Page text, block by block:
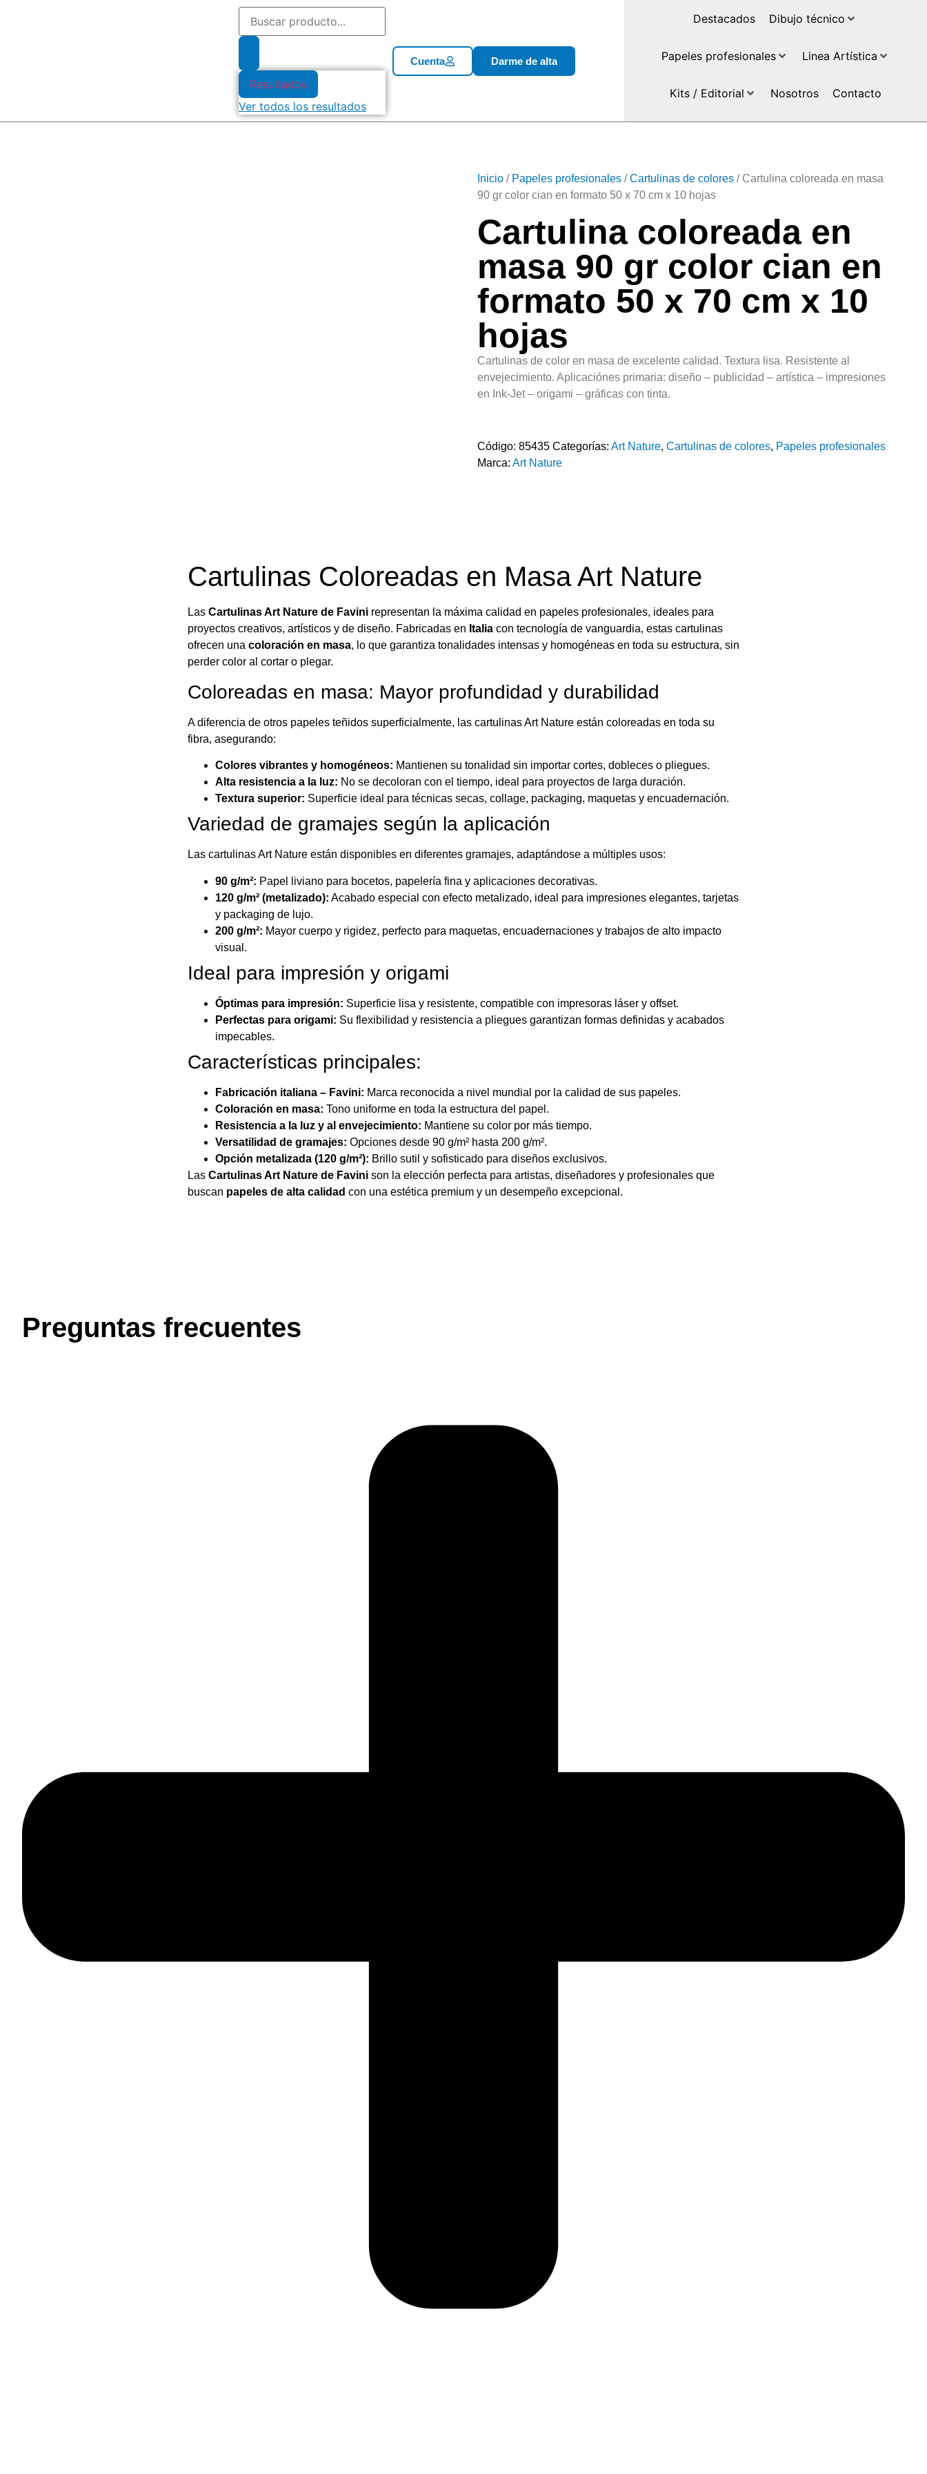
Resultados
Ver todos los resultados
Cuenta Darme de alta
Destacados Dibujo técnico
Papeles profesionales Linea Artística
Kits / Editorial Nosotros Contacto
Inicio / Papeles profesionales /Cartulinas de colores / Cartulina coloreada en masa
90 gr color cian en formato 50 x 70 cm x 10 hojas
Cartulina coloreada en
masa 90 gr color cian en
formato 50 x 70 cm x 10
hojas
Cartulinas de color en masa de excelente calidad. Textura lisa. Resistente al
envejecimiento. Aplicaciónes primaria: diseño – publicidad – artística – impresiones
en Ink-Jet – origami – gráficas con tinta.
Código: 85435 Categorías: Art Nature, Cartulinas de colores, Papeles profesionales
Marca: Art Nature
Cartulinas Coloreadas en Masa Art Nature
Las Cartulinas Art Nature de Favini representan la máxima calidad en papeles profesionales, ideales para
proyectos creativos, artísticos y de diseño. Fabricadas en Italia con tecnología de vanguardia, estas cartulinas
ofrecen una coloración en masa, lo que garantiza tonalidades intensas y homogéneas en toda su estructura, sin
perder color al cortar o plegar.
Coloreadas en masa: Mayor profundidad y durabilidad
A diferencia de otros papeles teñidos superficialmente, las cartulinas Art Nature están coloreadas en toda su
fibra, asegurando:
Colores vibrantes y homogéneos: Mantienen su tonalidad sin importar cortes, dobleces o pliegues.
Alta resistencia a la luz: No se decoloran con el tiempo, ideal para proyectos de larga duración.
Textura superior: Superficie ideal para técnicas secas, collage, packaging, maquetas y encuadernación.
Variedad de gramajes según la aplicación
Las cartulinas Art Nature están disponibles en diferentes gramajes, adaptándose a múltiples usos:
90 g/m²: Papel liviano para bocetos, papelería fina y aplicaciones decorativas.
120 g/m² (metalizado): Acabado especial con efecto metalizado, ideal para impresiones elegantes, tarjetas
y packaging de lujo.
200 g/m²: Mayor cuerpo y rigidez, perfecto para maquetas, encuadernaciones y trabajos de alto impacto
visual.
Ideal para impresión y origami
Óptimas para impresión: Superficie lisa y resistente, compatible con impresoras láser y offset.
Perfectas para origami: Su flexibilidad y resistencia a pliegues garantizan formas definidas y acabados
impecables.
Características principales:
Fabricación italiana – Favini: Marca reconocida a nivel mundial por la calidad de sus papeles.
Coloración en masa: Tono uniforme en toda la estructura del papel.
Resistencia a la luz y al envejecimiento: Mantiene su color por más tiempo.
Versatilidad de gramajes: Opciones desde 90 g/m² hasta 200 g/m².
Opción metalizada (120 g/m²): Brillo sutil y sofisticado para diseños exclusivos.
Las Cartulinas Art Nature de Favini son la elección perfecta para artistas, diseñadores y profesionales que
buscan papeles de alta calidad con una estética premium y un desempeño excepcional.
Preguntas frecuentes